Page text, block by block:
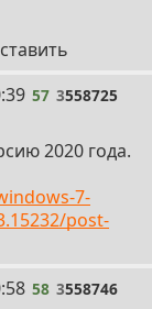
57 3558725
2020 года.
7-
post-
58 3558746